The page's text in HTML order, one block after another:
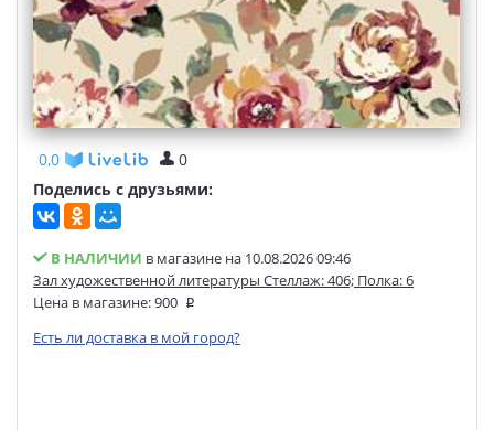
0,0
0
Поделись с друзьями:
В НАЛИЧИИ в магазине на 10.08.2026 09:46
Зал художественной литературы Стеллаж: 406; Полка: 6
Цена в магазине:900
Есть ли доставка в мой город?